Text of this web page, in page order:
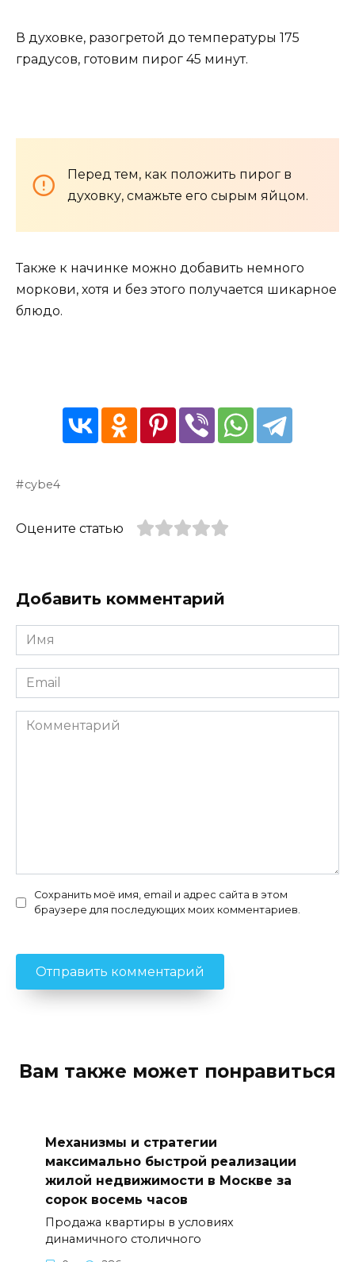
В духовке, разогретой до температуры 175
градусов, готовим пирог 45 минут.
Перед тем, как положить пирог в
духовку, смажьте его сырым яйцом.
Также к начинке можно добавить немного
моркови, хотя и без этого получается шикарное
блюдо.
cybe4
Оцените статью
Добавить комментарий
Имя
*
Email
*
Комментарий
Сохранить моё имя, email и адрес сайта в этом
браузере для последующих моих комментариев.
Вам также может понравиться
Механизмы и стратегии
максимально быстрой реализации
жилой недвижимости в Москве за
сорок восемь часов
Продажа квартиры в условиях
динамичного столичного